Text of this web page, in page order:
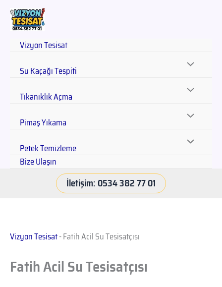
Vizyon Tesisat
Su Kaçağı Tespiti
Tıkanıklık Açma
Pimaş Yıkama
Petek Temizleme
Bize Ulaşın
İletişim: 0534 382 77 01
Vizyon Tesisat-Fatih Acil Su Tesisatçısı
Fatih Acil Su Tesisatçısı